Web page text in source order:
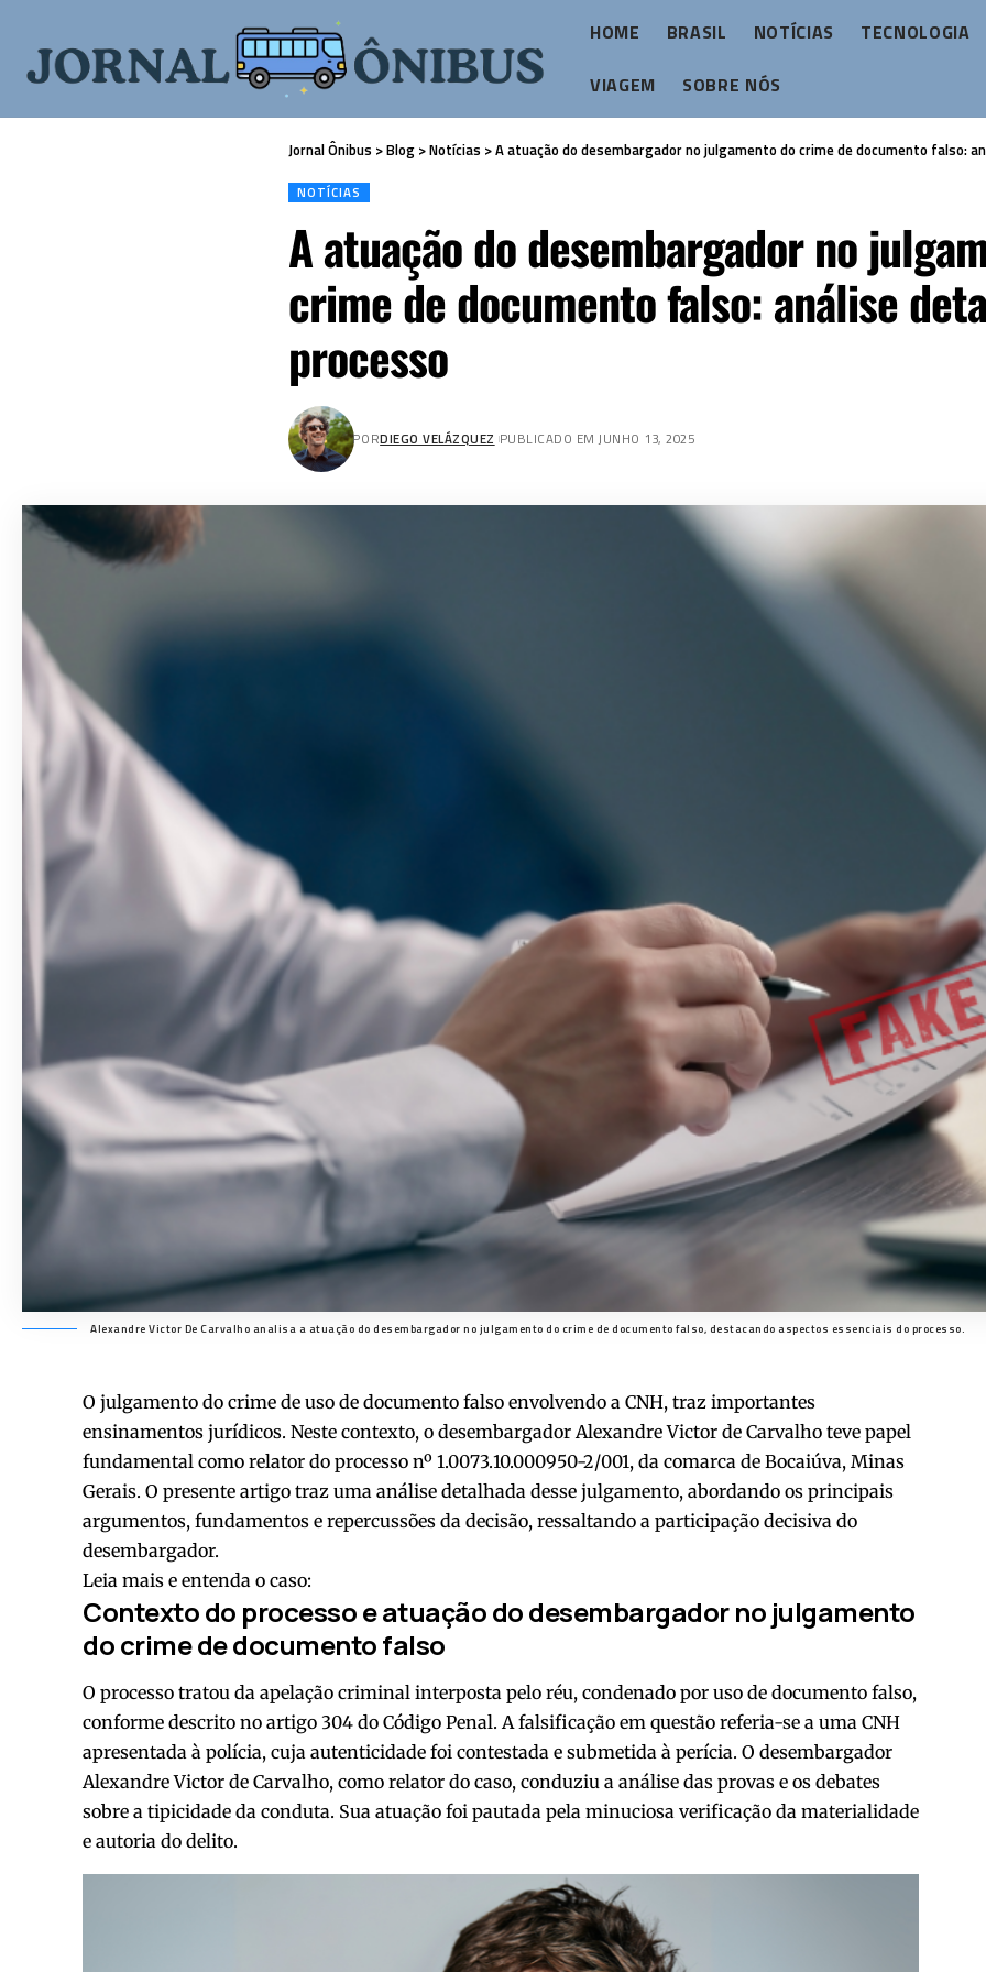
HOME BRASIL NOTÍCIAS
TECNOLOGIA
VIAGEM
SOBRE NÓS
Jornal Ônibus >Blog >Notícias >A atuação do desembargador no julgamento do crime de documento falso:
NOTÍCIAS
A atuação do desembargador no
crime de documento falso: análise
processo
PORDIEGO VELÁZQUEZ PUBLICADO EM JUNHO 13, 2025
Alexandre Victor De Carvalho analisa a atuação do desembargador no julgamento do crime de documento falso, destacando aspectos essenciais do processo.
O julgamento do crime de uso de documento falso envolvendo a CNH, traz importantes
ensinamentos jurídicos. Neste contexto, o desembargadorAlexandre Victor de Carvalho teve papel
fundamental como relator do processo nº 1.0073.10.000950-2/001, da comarca de Bocaiúva, Minas
Gerais. O presente artigo traz uma análise detalhada desse julgamento, abordando os principais
argumentos, fundamentos e repercussões da decisão, ressaltando a participação decisiva do
desembargador.
Leia mais e entenda o caso:
Contexto do processo e atuação do desembargador no julgamento
do crime de documento falso
O processo tratou da apelação criminal interposta pelo réu, condenado por uso de documento falso,
conforme descrito no artigo 304 do Código Penal. A falsificação em questão referia-se a uma CNH
apresentada à polícia, cuja autenticidade foi contestada e submetida à perícia. O desembargador
Alexandre Victor de Carvalho, como relator do caso, conduziu a análise das provas e os debates
sobre a tipicidade da conduta. Sua atuação foi pautada pela minuciosa verificação da materialidade
e autoria do delito.